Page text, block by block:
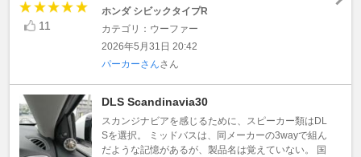
11
ホンダ シビックタイプR
カテゴリ：ウーファー
2026年5月31日 20:42
パーカーさんさん
DLS Scandinavia30
スカンジナビアを感じるために、スピーカー類はDL
Sを選択。 ミッドバスは、同メーカーの3wayで組ん
だような記憶があるが、製品名は覚えていない。 国